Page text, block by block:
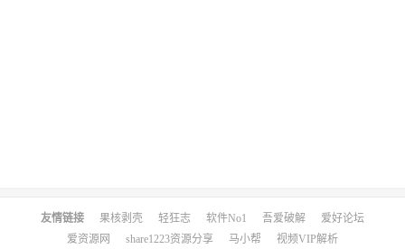
友情链接 果核剥壳 轻狂志 软件No1 吾爱破解
爱好论坛
爱资源网
share1223资源分享 马小帮 视频VIP解析